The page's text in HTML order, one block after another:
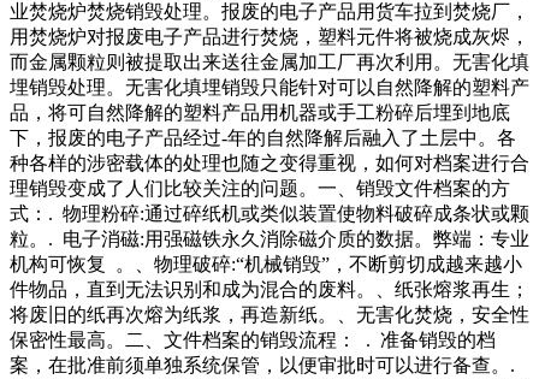
业焚烧炉焚烧销毁处理。报废的电子产品用货车拉到焚烧厂，
用焚烧炉对报废电子产品进行焚烧，塑料元件将被烧成灰烬，
而金属颗粒则被提取出来送往金属加工厂再次利用。无害化填
埋销毁处理。无害化填埋销毁只能针对可以自然降解的塑料产
品，将可自然降解的塑料产品用机器或手工粉碎后埋到地底
下，报废的电子产品经过-年的自然降解后融入了土层中。各
种各样的涉密载体的处理也随之变得重视，如何对档案进行合
理销毁变成了人们比较关注的问题。一、销毁文件档案的方
式：. 物理粉碎:通过碎纸机或类似装置使物料破碎成条状或颗
粒。. 电子消磁:用强磁铁永久消除磁介质的数据。弊端：专业
机构可恢复 。、物理破碎:“机械销毁”，不断剪切成越来越小
件物品，直到无法识别和成为混合的废料。、纸张熔浆再生；
将废旧的纸再次熔为纸浆，再造新纸。、无害化焚烧，安全性
保密性最高。二、文件档案的销毁流程： . 准备销毁的档
案，在批准前须单独系统保管，以便审批时可以进行备查。.